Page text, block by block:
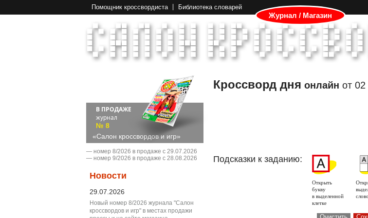
Помощник кроссвордиста Библиотека словарей
Журнал / Магазин
В ПРОДАЖЕ
журнал
№ 8
«Салон кроссвордов и игр»
― номер 8/2026 в продаже с 29.07.2026
― номер 9/2026 в продаже с 28.08.2026
Новости
29.07.2026
Новый номер 8/2026 журнала "Салон
кроссвордов и игр" в местах продажи
Кроссворд дня онлайн от 02
Подсказки к заданию:
Открыть
букву
в выделенной
клетке
слово